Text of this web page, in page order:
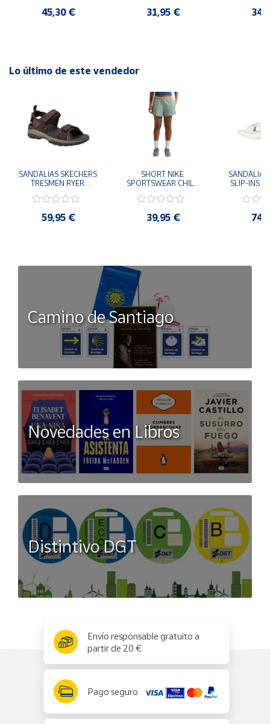
45,30 € 31,95 €
Lo último de este vendedor
SANDALIAS SKECHERS
TRESMEN RYER
205112-CHOC
COMODAS
59,95 €
SHORT NIKE
SPORTSWEAR CHILL
006 PANTALONES
39,95 €
SANDALIAS
SLIP-INS
Camino de Santiago
Novedades en Libros
Distintivo DGT
Envío responsable gratuito a
partir de 20 €
Pago seguro